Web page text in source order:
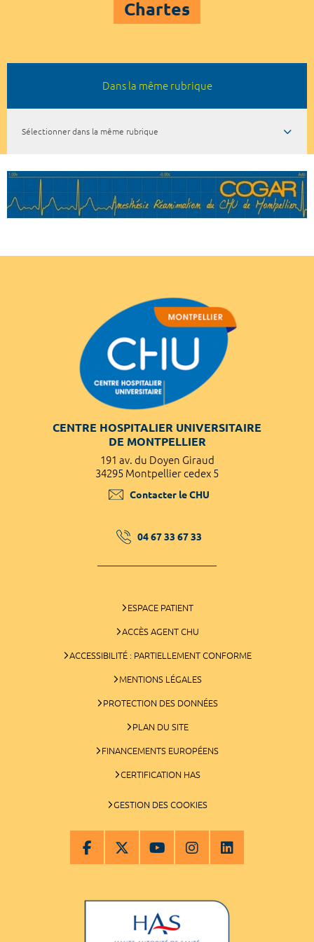
Chartes
Dans la même rubrique
Sélectionner dans la même rubrique
CENTRE HOSPITALIER UNIVERSITAIRE
DE MONTPELLIER
191 av. du Doyen Giraud
34295 Montpellier cedex 5
Contacter le CHU
04 67 33 67 33
ESPACE PATIENT
ACCÈS AGENT CHU
ACCESSIBILITÉ : PARTIELLEMENT CONFORME
MENTIONS LÉGALES
PROTECTION DES DONNÉES
PLAN DU SITE
FINANCEMENTS EUROPÉENS
CERTIFICATION HAS
GESTION DES COOKIES